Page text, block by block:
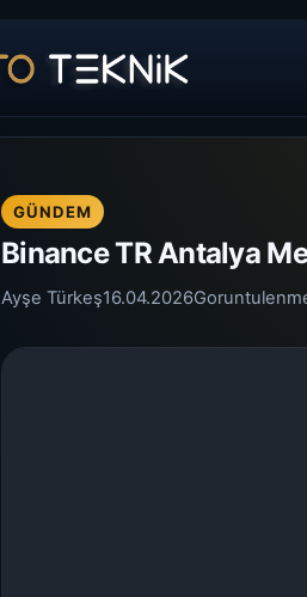
GÜNDEM
Binance TR Antalya
Ayşe Türkeş16.04.2026